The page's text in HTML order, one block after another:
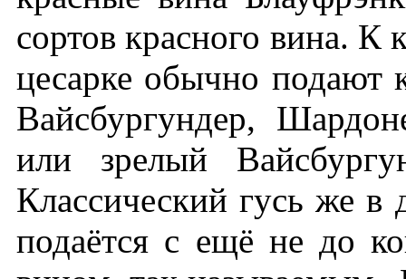
сортов красного вина. К
цесарке обычно подают
Вайсбургундер,
или зрелый
Классический гусь же
подаётся с ещё не до